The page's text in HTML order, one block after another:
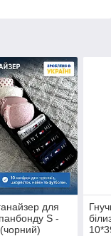
для
S -